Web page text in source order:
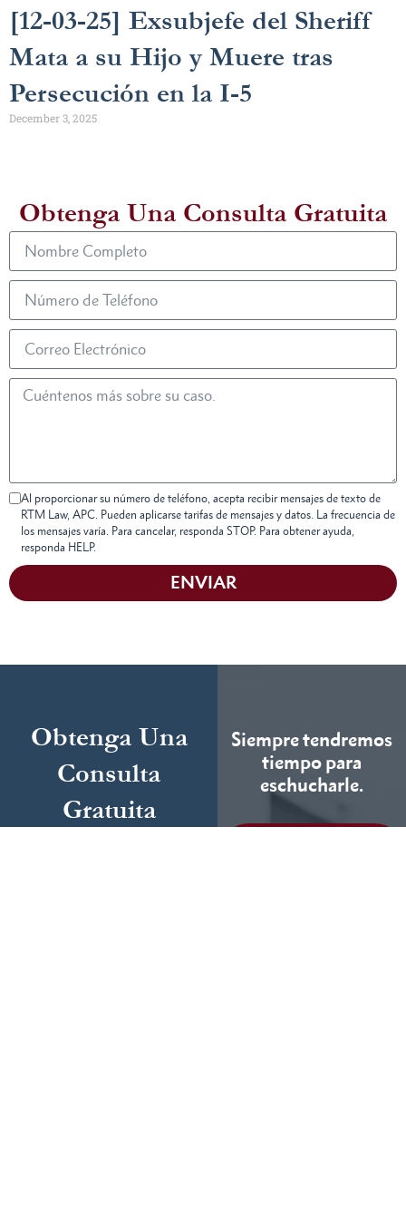
[12-03-25] Exsubjefe del Sheriff
Mata a su Hijo y Muere tras
Persecución en la I-5
December 3, 2025
Obtenga Una Consulta Gratuita
Al proporcionar su número de teléfono, acepta recibir mensajes de texto de
RTM Law, APC. Pueden aplicarse tarifas de mensajes y datos. La frecuencia de
los mensajes varía. Para cancelar, responda STOP. Para obtener ayuda,
responda HELP.
ENVIAR
Obtenga Una
Consulta
Gratuita
Siempre tendremos
tiempo para
eschucharle.